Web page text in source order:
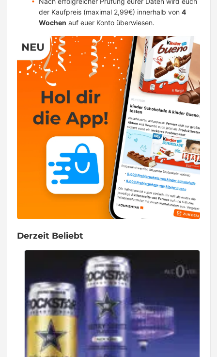
der Kaufpreis (maximal 2,99€) innerhalb von 4
Wochen auf euer Konto überwiesen.
Derzeit Beliebt